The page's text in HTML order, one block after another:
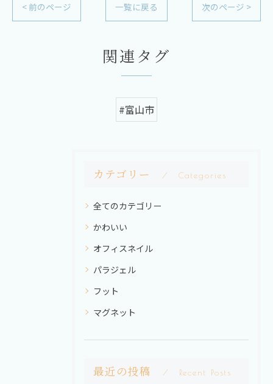
< 前のページ 一覧に戻る 次のページ >
関連タグ
#富山市
カテゴリー Categories
全てのカテゴリー
かわいい
オフィスネイル
パラジェル
フット
マグネット
最近の投稿 Recent Posts